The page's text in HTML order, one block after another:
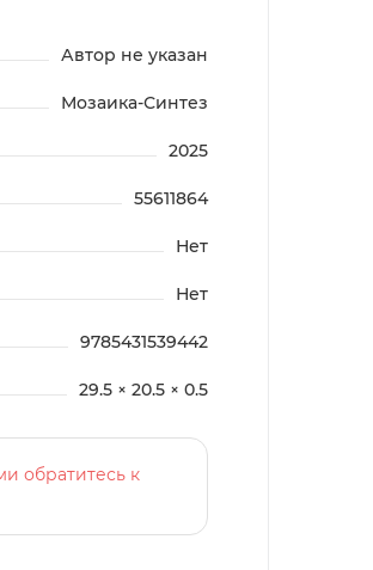
Автор не указан
Мозаика-Синтез
2025
55611864
Нет
Нет
9785431539442
29.5 × 20.5 × 0.5
обратитесь к